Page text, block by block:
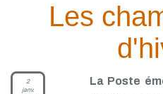
Les
2
janv.
La Poste